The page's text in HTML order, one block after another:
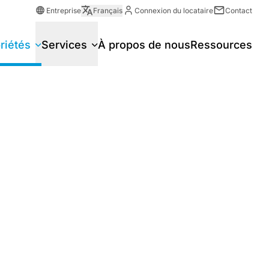
Entreprise Français Connexion du locataire Contact
Services À propos de nousRessources